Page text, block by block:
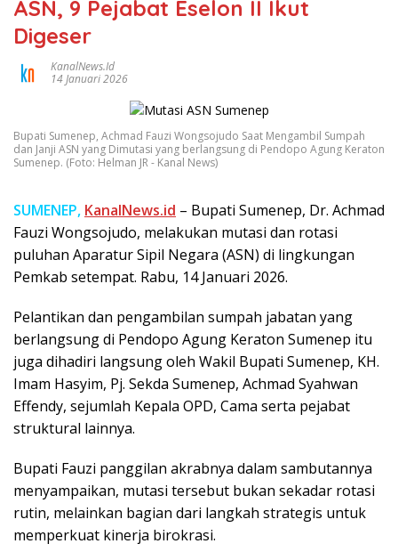
ASN, 9 Pejabat Eselon II Ikut
Digeser
KanalNews.id
14 Januari 2026
Bupati Sumenep, Achmad Fauzi Wongsojudo Saat Mengambil Sumpah
dan Janji ASN yang Dimutasi yang berlangsung di Pendopo Agung Keraton
Sumenep. (Foto: Helman JR - Kanal News)
SUMENEP, KanalNews.id – Bupati Sumenep, Dr. Achmad
Fauzi Wongsojudo, melakukan mutasi dan rotasi
puluhan Aparatur Sipil Negara (ASN) di lingkungan
Pemkab setempat. Rabu, 14 Januari 2026.
Pelantikan dan pengambilan sumpah jabatan yang
berlangsung di Pendopo Agung Keraton Sumenep itu
juga dihadiri langsung oleh Wakil Bupati Sumenep, KH.
Imam Hasyim, Pj. Sekda Sumenep, Achmad Syahwan
Effendy, sejumlah Kepala OPD, Cama serta pejabat
struktural lainnya.
Bupati Fauzi panggilan akrabnya dalam sambutannya
menyampaikan, mutasi tersebut bukan sekadar rotasi
rutin, melainkan bagian dari langkah strategis untuk
memperkuat kinerja birokrasi.